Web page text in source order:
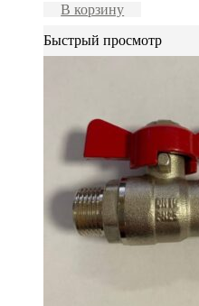
В корзину
Быстрый просмотр